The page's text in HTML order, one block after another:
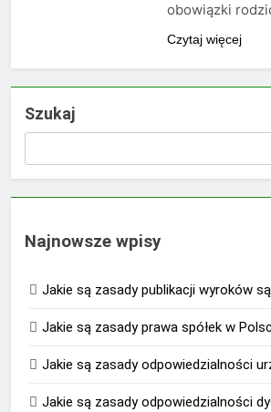
obowiązki
Czytaj więcej
Szukaj
Najnowsze wpisy
Jakie są zasady publikacji wyroków
Jakie są zasady prawa spółek w
Jakie są zasady odpowiedzialności
Jakie są zasady odpowiedzialności